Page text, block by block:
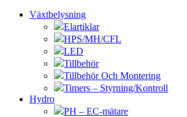
Växtbelysning
Elartiklar
HPS/MH/CFL
LED
Tillbehör
Tillbehör Och Montering
Timers – Styrning/Kontroll
Hydro
PH – EC-mätare